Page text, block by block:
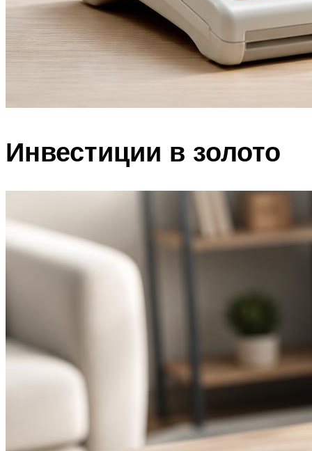
Инвестиции в золото